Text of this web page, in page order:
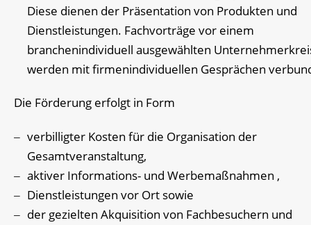
Diese dienen der Präsentation von Produkten und
Dienstleistungen. Fachvorträge vor einem
branchenindividuell ausgewählten
werden mit firmenindividuellen Gesprächen
Die Förderung erfolgt in Form
verbilligter Kosten für die Organisation der
Gesamtveranstaltung,
aktiver Informations- und Werbemaßnahmen ,
Dienstleistungen vor Ort sowie
der gezielten Akquisition von Fachbesuchern und